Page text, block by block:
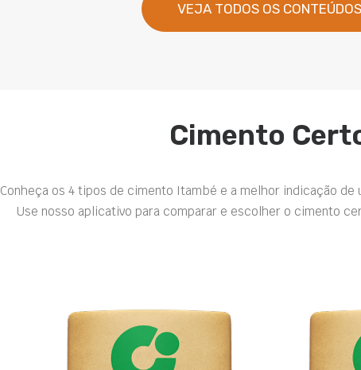
VEJA TODOS OS CONTEÚDOS
Cimento
Conheça os 4 tipos de cimento Itambé e a melhor indicação de
Use nosso aplicativo para comparar e escolher o cimento